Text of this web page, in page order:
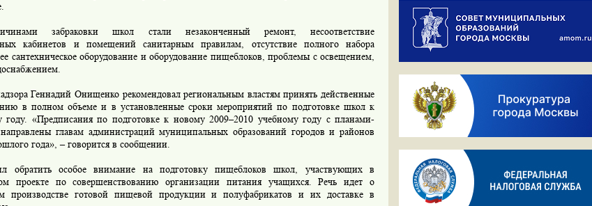
забраковки школ стали незаконченный ремонт, несоответствие
кабинетов и помещений санитарным правилам, отсутствие полного набора
сантехническое оборудование и оборудование пищеблоков, проблемы с освещением,
Геннадий Онищенко рекомендовал региональным властям принять действенные
в полном объеме и в установленные сроки мероприятий по подготовке школ к
году. «Предписания по подготовке к новому 2009–2010 учебному году с планами-
главам администраций муниципальных образований городов и районов
года», – говорится в сообщении.
обратить особое внимание на подготовку пищеблоков школ, участвующих в
проекте по совершенствованию организации питания учащихся. Речь идет о
производстве готовой пищевой продукции и полуфабрикатов и их доставке в